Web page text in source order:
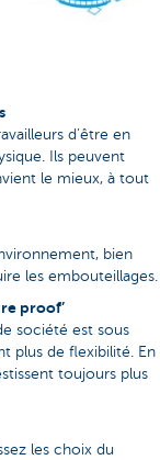
d’être en
Ils peuvent
le mieux, à tout
bien
les embouteillages.
proof’
société est sous
plus de flexibilité. En
toujours plus
les choix du